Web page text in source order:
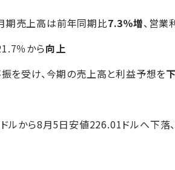
期売上高は前年同期比7.3％増、営業
％から向上
を受け、今期の売上高と利益予想を
ルから8月5日安値226.01ドルへ下落